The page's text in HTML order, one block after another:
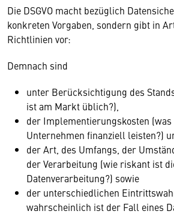
Die DSGVO macht bezüglich
konkreten Vorgaben, sondern gibt in
Richtlinien vor:
Demnach sind
unter Berücksichtigung des
ist am Markt üblich?),
der Implementierungskosten (was
Unternehmen finanziell leisten?)
der Art, des Umfangs, der
der Verarbeitung (wie riskant ist
Datenverarbeitung?) sowie
der unterschiedlichen
wahrscheinlich ist der Fall eines